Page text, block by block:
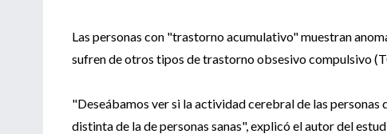
Las personas con "trastorno acumulativo" muestran
sufren de otros tipos de trastorno obsesivo compulsivo
"Deseábamos ver si la actividad cerebral de las personas
distinta de la de personas sanas", explicó el autor del